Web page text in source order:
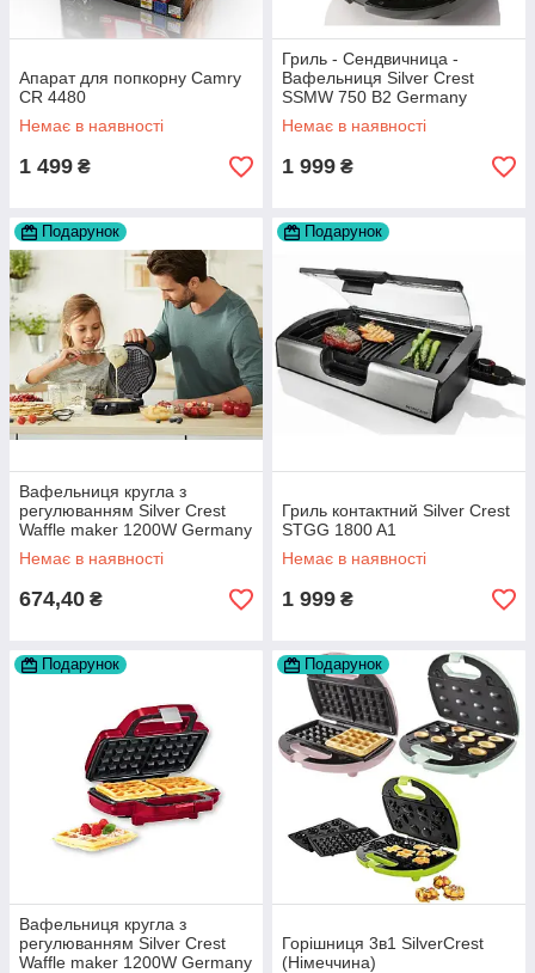
Апарат для попкорну Camry
CR 4480
Немає в наявності
1 499 ₴
Гриль - Сендвичница -
Вафельниця Silver Crest
SSMW 750 B2 Germаny
Немає в наявності
1 999 ₴
Подарунок
Вафельниця кругла з
регулюванням Silver Crest
Waffle maker 1200W Germany
Немає в наявності
674,40 ₴
Подарунок
Гриль контактний Silver Crest
STGG 1800 A1
Немає в наявності
1 999 ₴
Подарунок
Вафельниця кругла з
регулюванням Silver Crest
Waffle maker 1200W Germany
Подарунок
Горішниця 3в1 SilverCrest
(Німеччина)